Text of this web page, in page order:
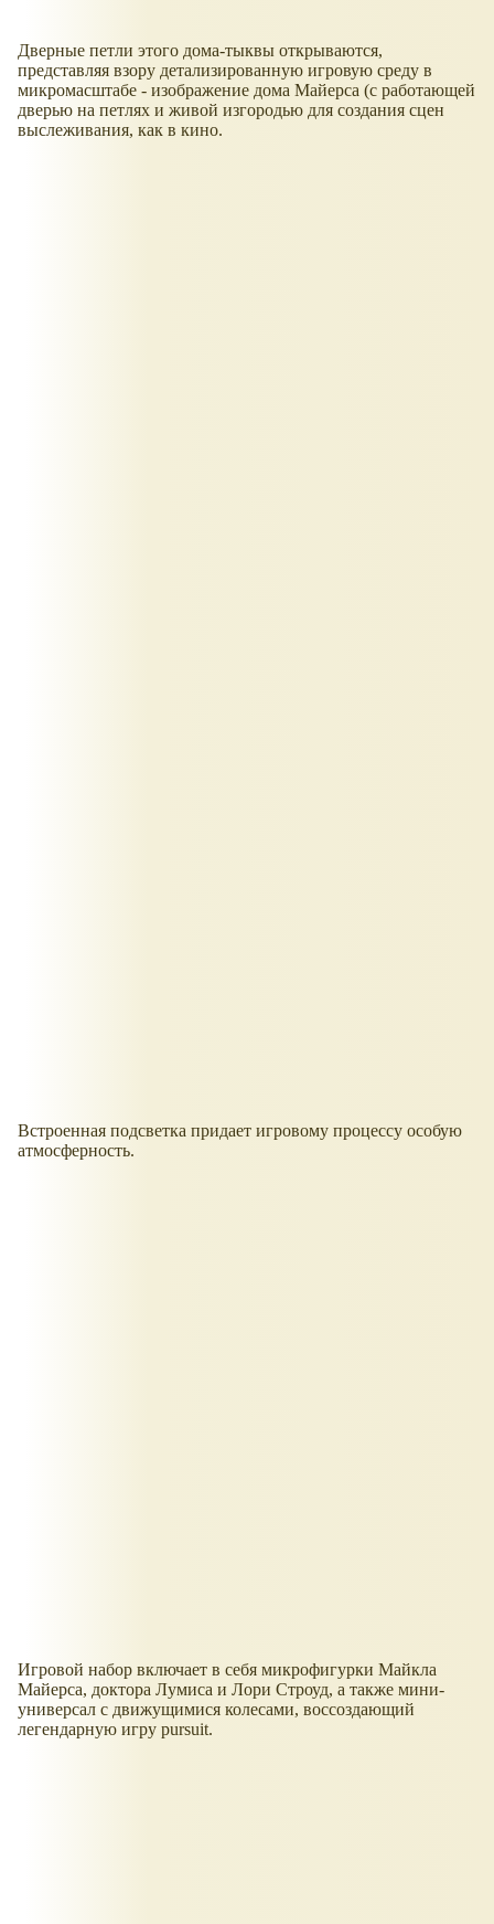
Дверные петли этого дома-тыквы открываются,
представляя взору детализированную игровую среду в
микромасштабе - изображение дома Майерса (с работающей
дверью на петлях и живой изгородью для создания сцен
выслеживания, как в кино.
Встроенная подсветка придает игровому процессу особую
атмосферность.
Игровой набор включает в себя микрофигурки Майкла
Майерса, доктора Лумиса и Лори Строуд, а также мини-
универсал с движущимися колесами, воссоздающий
легендарную игру pursuit.